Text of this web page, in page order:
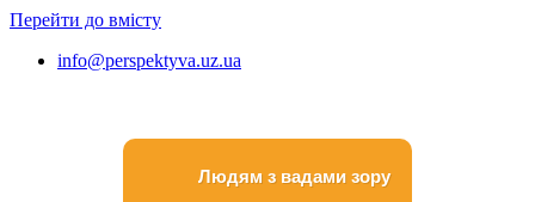
Перейти до вмісту
info@perspektyva.uz.ua
Людям з вадами зору